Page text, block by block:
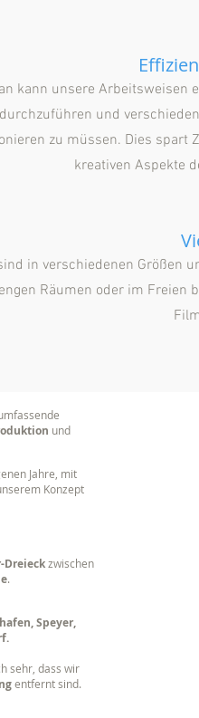
kann unsere Arbeitsweisen
und
zu müssen. Dies
kreativen Aspekte
in verschiedenen Größen
Räumen oder im
und
Jahre, mit
Konzept
Dreieckzwischen
.
Speyer,
sehr, dass wir
entfernt sind.